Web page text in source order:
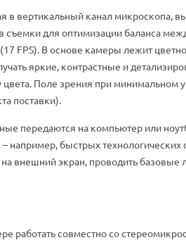
в вертикальный канал
для оптимизации баланса
FPS). В основе камеры лежит
яркие, контрастные и
Поле зрения при
поставки).
передаются на компьютер или
например, быстрых
внешний экран, проводить
работать совместно со